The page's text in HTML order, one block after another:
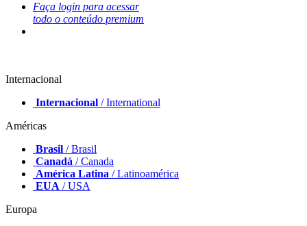
Faça login para acessar
todo o conteúdo premium
Internacional
Internacional / International
Américas
Brasil / Brasil
Canadá / Canada
América Latina / Latinoamérica
EUA / USA
Europa